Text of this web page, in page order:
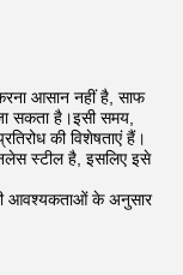
आसान नहीं है, साफ
सकता है।इसी समय,
की विशेषताएं हैं।
स्टील है, इसलिए इसे
आवश्यकताओं के अनुसार